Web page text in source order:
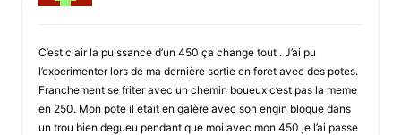
C’est clair la puissance d’un 450 ça change tout . J’ai pu
l’experimenter lors de ma dernière sortie en foret avec des potes.
Franchement se friter avec un chemin boueux c’est pas la meme
en 250. Mon pote il etait en galère avec son engin bloque dans
un trou bien degueu pendant que moi avec mon 450 je l’ai passe